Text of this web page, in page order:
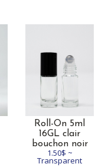
Roll-On 5ml
16GL clair
bouchon noir
1.50$ ~
Transparent